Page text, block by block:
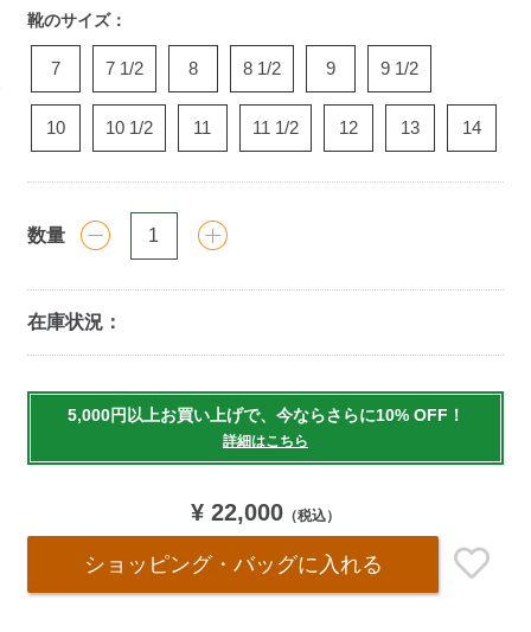
靴のサイズ：
7 7 1/2 8 8 1/2 9 9 1/2
10 10 1/2 11 11 1/2 12 13 14
数量
在庫状況：
to
5,000円以上お買い上げで、今ならさらに10% OFF！
詳細はこちら
¥ 22,000 （税込）
ショッピング・バッグに入れる